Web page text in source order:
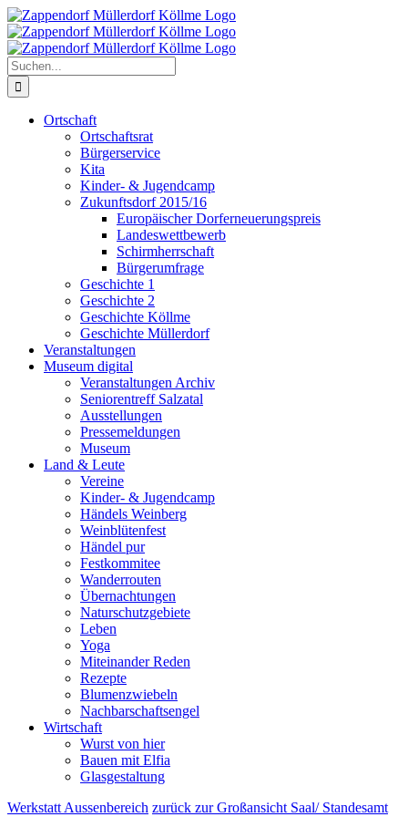
Zum
Inhalt
springen
Suche
nach:
Ortschaft
Ortschaftsrat
Bürgerservice
Kita
Kinder- & Jugendcamp
Zukunftsdorf 2015/16
Europäischer Dorferneuerungspreis
Landeswettbewerb
Schirmherrschaft
Bürgerumfrage
Geschichte 1
Geschichte 2
Geschichte Köllme
Geschichte Müllerdorf
Veranstaltungen
Museum digital
Veranstaltungen Archiv
Seniorentreff Salzatal
Ausstellungen
Pressemeldungen
Museum
Land & Leute
Vereine
Kinder- & Jugendcamp
Händels Weinberg
Weinblütenfest
Händel pur
Festkommitee
Wanderrouten
Übernachtungen
Naturschutzgebiete
Leben
Yoga
Miteinander Reden
Rezepte
Blumenzwiebeln
Nachbarschaftsengel
Wirtschaft
Wurst von hier
Bauen mit Elfia
Glasgestaltung
Werkstatt Aussenbereich zurück zur Großansicht Saal/ Standesamt